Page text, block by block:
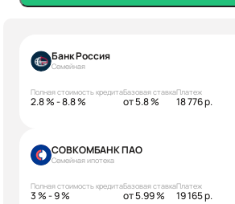
Банк Россия
Семейная
Полная стоимость кредита
2.8 % - 8.8 %
Базовая ставка
от 5.8 %
Платеж
18 776 р.
СОВКОМБАНК ПАО
Семейная ипотека
Полная стоимость кредита
3 % - 9 %
Базовая ставка
от 5.99 %
Платеж
19 165 р.